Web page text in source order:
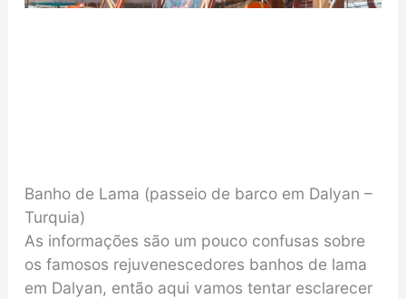
Banho de Lama (passeio de barco em Dalyan –
Turquia)
As informações são um pouco confusas sobre
os famosos rejuvenescedores banhos de lama
em Dalyan, então aqui vamos tentar esclarecer